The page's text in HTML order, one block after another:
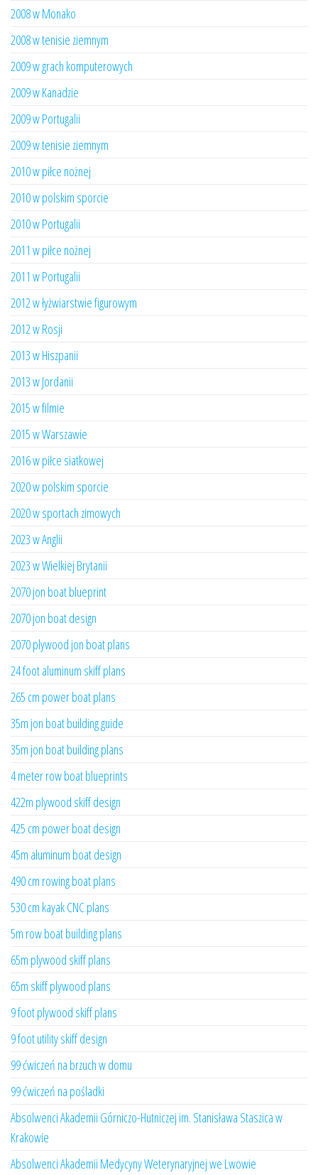
2008 w Monako
2008 w tenisie ziemnym
2009 w grach komputerowych
2009 w Kanadzie
2009 w Portugalii
2009 w tenisie ziemnym
2010 w piłce nożnej
2010 w polskim sporcie
2010 w Portugalii
2011 w piłce nożnej
2011 w Portugalii
2012 w łyżwiarstwie figurowym
2012 w Rosji
2013 w Hiszpanii
2013 w Jordanii
2015 w filmie
2015 w Warszawie
2016 w piłce siatkowej
2020 w polskim sporcie
2020 w sportach zimowych
2023 w Anglii
2023 w Wielkiej Brytanii
2070 jon boat blueprint
2070 jon boat design
2070 plywood jon boat plans
24 foot aluminum skiff plans
265 cm power boat plans
35m jon boat building guide
35m jon boat building plans
4 meter row boat blueprints
422m plywood skiff design
425 cm power boat design
45m aluminum boat design
490 cm rowing boat plans
530 cm kayak CNC plans
5m row boat building plans
65m plywood skiff plans
65m skiff plywood plans
9 foot plywood skiff plans
9 foot utility skiff design
99 ćwiczeń na brzuch w domu
99 ćwiczeń na pośladki
Absolwenci Akademii Górniczo-Hutniczej im. Stanisława Staszica w
Krakowie
Absolwenci Akademii Medycyny Weterynaryjnej we Lwowie